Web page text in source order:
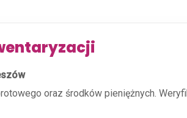
oraz środków pieniężnych.